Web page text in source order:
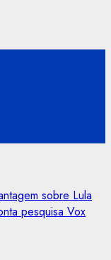
sobre Lula
pesquisa Vox